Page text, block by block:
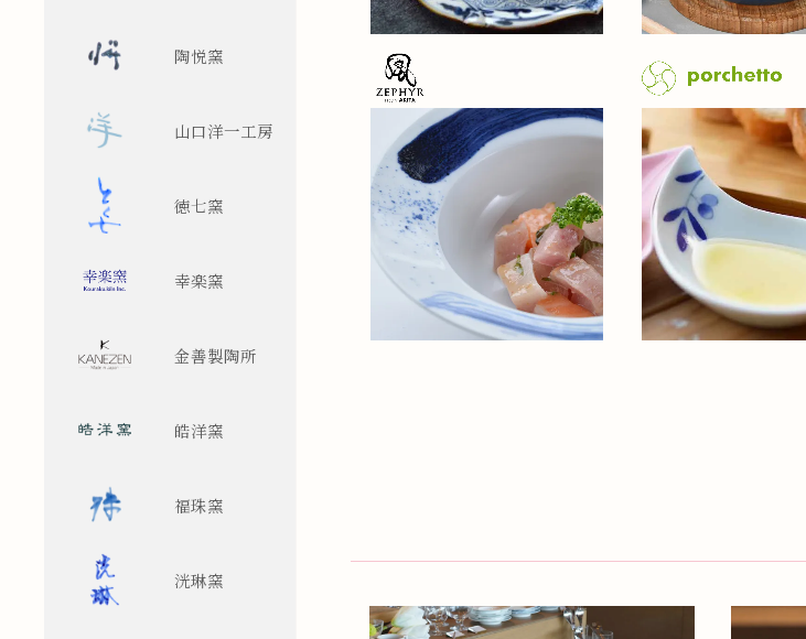
陶悦窯
山口洋一工房
徳七窯
幸楽窯
金善製陶所
皓洋窯
福珠窯
洸琳窯